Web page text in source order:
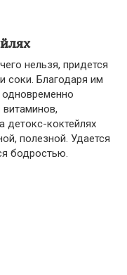
нельзя, придется
соки. Благодаря им
детокс-коктейлях
полезной. Удается
бодростью.